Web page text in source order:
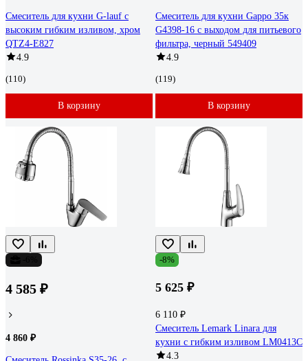
Смеситель для кухни G-lauf с
высоким гибким изливом, хром
QTZ4-E827
4.9
(110)
В корзину
Смеситель для кухни Gappo 35к
G4398-16 с выходом для питьевого
фильтра, черный 549409
4.9
(119)
В корзину
4 585 ₽
4 860 ₽
-8%
5 625 ₽
6 110 ₽
Смеситель Lemark Linara для
кухни с гибким изливом LM0413C
4.3